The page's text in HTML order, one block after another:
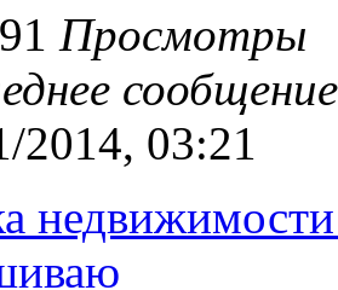
Просмотры
2014, 03:21